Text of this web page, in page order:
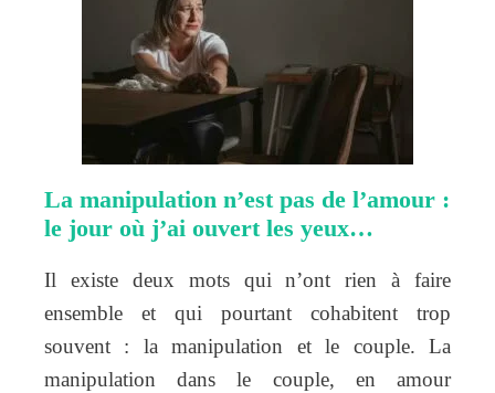
La manipulation n’est pas de l’amour :
le jour où j’ai ouvert les yeux…
Il existe deux mots qui n’ont rien à faire
ensemble et qui pourtant cohabitent trop
souvent : la manipulation et le couple. La
manipulation dans le couple, en amour